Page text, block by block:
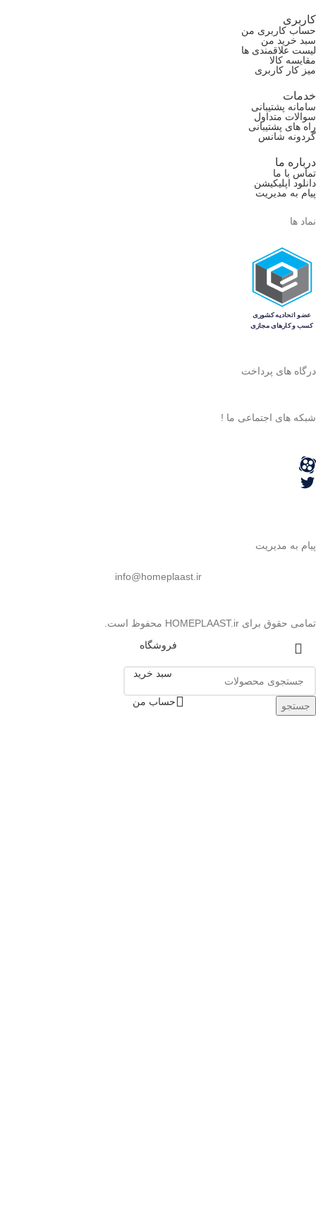
کاربری
حساب کاربری من
سبد خرید من
لیست علاقمندی ها
مقایسه کالا
میز کار کاربری
خدمات
سامانه پشتیبانی
سوالات متداول
راه های پشتیبانی
گردونه شانس
درباره ما
تماس با ما
دانلود اپلیکیشن
پیام به مدیریت
نماد ها
درگاه های پرداخت
شبکه های اجتماعی ما !
پیام به مدیریت
info@homeplaast.ir
تمامی حقوق برای HOMEPLAAST.ir محفوظ است.
جستجو
فروشگاه
سبد خرید
حساب من